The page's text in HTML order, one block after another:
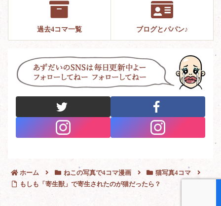
過去4コマ一覧 ブログとパパン♪
ホーム ねこの写真で4コマ漫画
猫写真4コマ
もしも「寄生獣」で寄生されたのが猫だったら？